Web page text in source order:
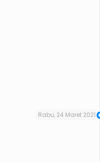
Rabu, 24 Maret 2021